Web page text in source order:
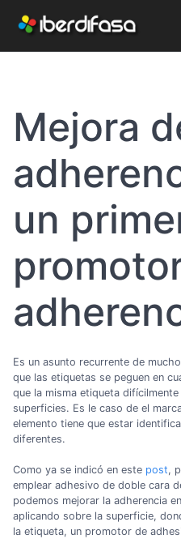
Mejora
un
Es un asunto recurrente de
que las etiquetas se peguen en
que la misma etiqueta
superficies. Es le caso de el
elemento tiene que estar
diferentes.
Como ya se indicó en este post,
emplear adhesivo de doble cara
podemos mejorar la adherencia
aplicando sobre la superficie,
la etiqueta, un promotor de